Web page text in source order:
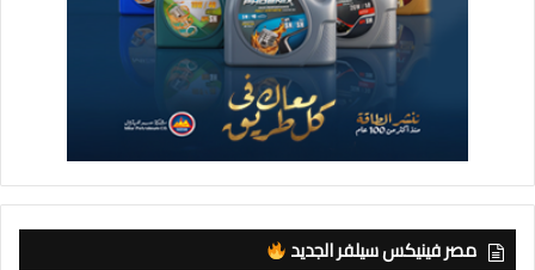
مصر فينيكس سيلفر الجديد